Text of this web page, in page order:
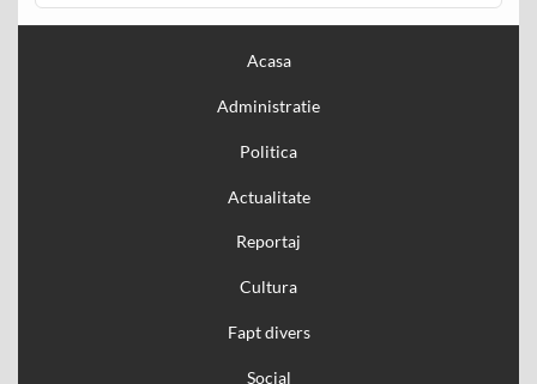
Acasa
Administratie
Politica
Actualitate
Reportaj
Cultura
Fapt divers
Social